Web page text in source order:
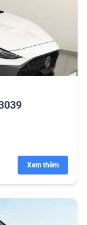
Xem thêm